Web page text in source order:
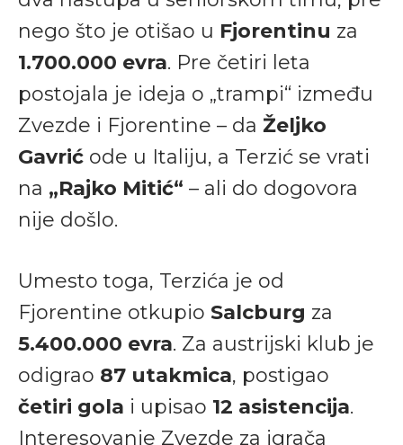
nego što je otišao u Fjorentinu za
1.700.000 evra. Pre četiri leta
postojala je ideja o „trampi“ između
Zvezde i Fjorentine – da Željko
Gavrić ode u Italiju, a Terzić se vrati
na „Rajko Mitić“ – ali do dogovora
nije došlo.
Umesto toga, Terzića je od
Fjorentine otkupio Salcburg za
5.400.000 evra. Za austrijski klub je
odigrao 87 utakmica, postigao
četiri gola i upisao 12 asistencija.
Interesovanje Zvezde za igrača